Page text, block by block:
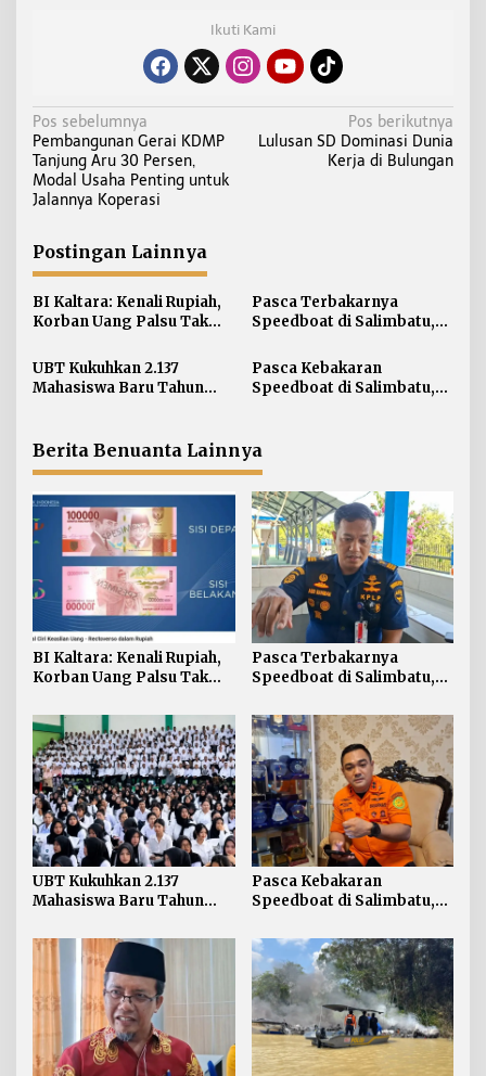
Ikuti Kami
N
a
v
i
a
s
i
p
o
s
Pos sebelumnya
Pembangunan Gerai KDMP
Tanjung Aru 30 Persen,
Modal Usaha Penting untuk
Jalannya Koperasi
Pos berikutnya
Lulusan SD Dominasi Dunia
Kerja di Bulungan
Postingan Lainnya
BI Kaltara: Kenali Rupiah,
Korban Uang Palsu Tak
Pasca Terbakarnya
Speedboat di Salimbatu,
Pengawasan dan Edukasi
Awak Kapal
UBT Kukuhkan 2.137
Mahasiswa Baru Tahun
Pasca Kebakaran
Speedboat di Salimbatu,
Keselamatan
Berita Benuanta Lainnya
BI Kaltara: Kenali Rupiah,
Korban Uang Palsu Tak
Pasca Terbakarnya
Speedboat di Salimbatu,
Pengawasan dan Edukasi
Awak Kapal
UBT Kukuhkan 2.137
Mahasiswa Baru Tahun
Pasca Kebakaran
Speedboat di Salimbatu,
Pentingnya Standar
Keselamatan